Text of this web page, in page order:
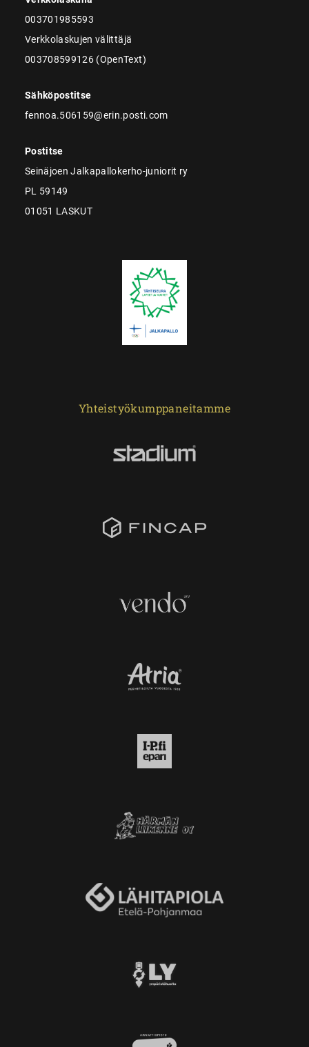
003701985593
Verkkolaskujen välittäjä
003708599126 (OpenText)
Sähköpostitse
fennoa.506159@erin.posti.com
Postitse
Seinäjoen Jalkapallokerho-juniorit ry
PL 59149
01051 LASKUT
Yhteistyökumppaneitamme